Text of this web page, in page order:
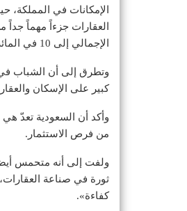
الإمكانات في المملكة،
العقارات جزءاً مهماً جداً
الإجمالي إلى 10 في المائة، بحلول عام 2030، حيث يستمر اقتصاد المملكة في التنويع».
كبير على الإسكان
وأكد أن السعودية تعدّ
من فرص الاستثمار.
ولفت إلى أنه متحمس أيضاً
ثورة في صناعة
كفاءة».